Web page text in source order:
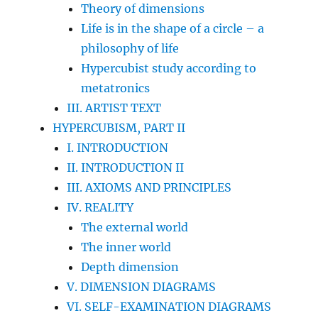
Theory of dimensions
Life is in the shape of a circle – a
philosophy of life
Hypercubist study according to
metatronics
III. ARTIST TEXT
HYPERCUBISM, PART II
I. INTRODUCTION
II. INTRODUCTION II
III. AXIOMS AND PRINCIPLES
IV. REALITY
The external world
The inner world
Depth dimension
V. DIMENSION DIAGRAMS
VI. SELF-EXAMINATION DIAGRAMS